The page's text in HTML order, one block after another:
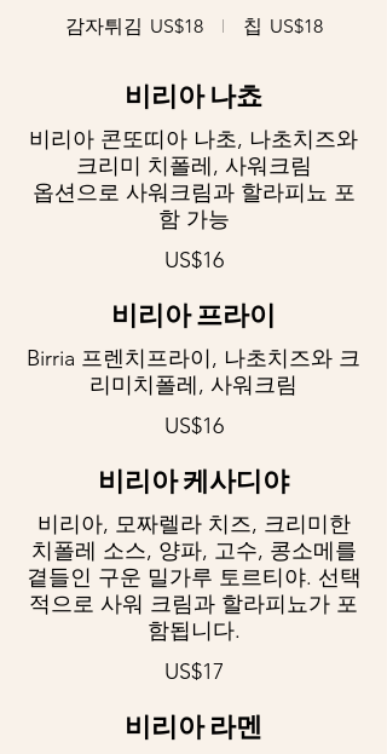
감자튀김 US$18 칩 US$18
비리아 나쵸
비리아 콘또띠아 나초, 나초치즈와
크리미 치폴레, 사워크림
옵션으로 사워크림과 할라피뇨 포
함 가능
US$16
비리아 프라이
Birria 프렌치프라이, 나초치즈와 크
리미치폴레, 사워크림
US$16
비리아 케사디야
비리아, 모짜렐라 치즈, 크리미한
치폴레 소스, 양파, 고수, 콩소메를
곁들인 구운 밀가루 토르티야. 선택
적으로 사워 크림과 할라피뇨가 포
함됩니다.
US$17
비리아 라멘